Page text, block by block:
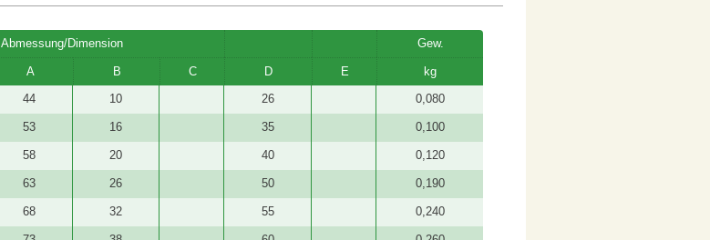
Abmessung/Dimension Gew.
A B C D E kg
44 10 26 0,080
53 16 35 0,100
58 20 40 0,120
63 26 50 0,190
68 32 55 0,240